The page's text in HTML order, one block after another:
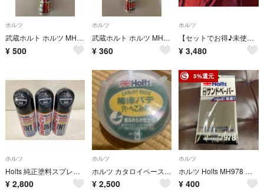
ホルツ
武蔵ホルト ホルツ MH4219 カラータッチ H-26 ホンダ 20ml
¥ 500
ホルツ
武蔵ホルト ホルツ MH4139 カラータッチ T-79 トヨタ 6Q3 20m
¥ 360
ホルツ
【セットでお得♪未使用】Holts タイヤウェルド パンク修理剤 バイク用
¥ 3,480
ホルツ
Holts 純正塗料スプレー カーペイント トヨタ車用 205 ブラックM
¥ 2,800
ホルツ
ホルツ カタロイペースト 小 MH104 400g
¥ 2,500
5%還元
ホルツ
ホルツ Holts MH978 耐水サンドペーパー 93x114mm6P
¥ 400